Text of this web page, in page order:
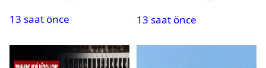
13 saat önce
düşecek
13 saat önce